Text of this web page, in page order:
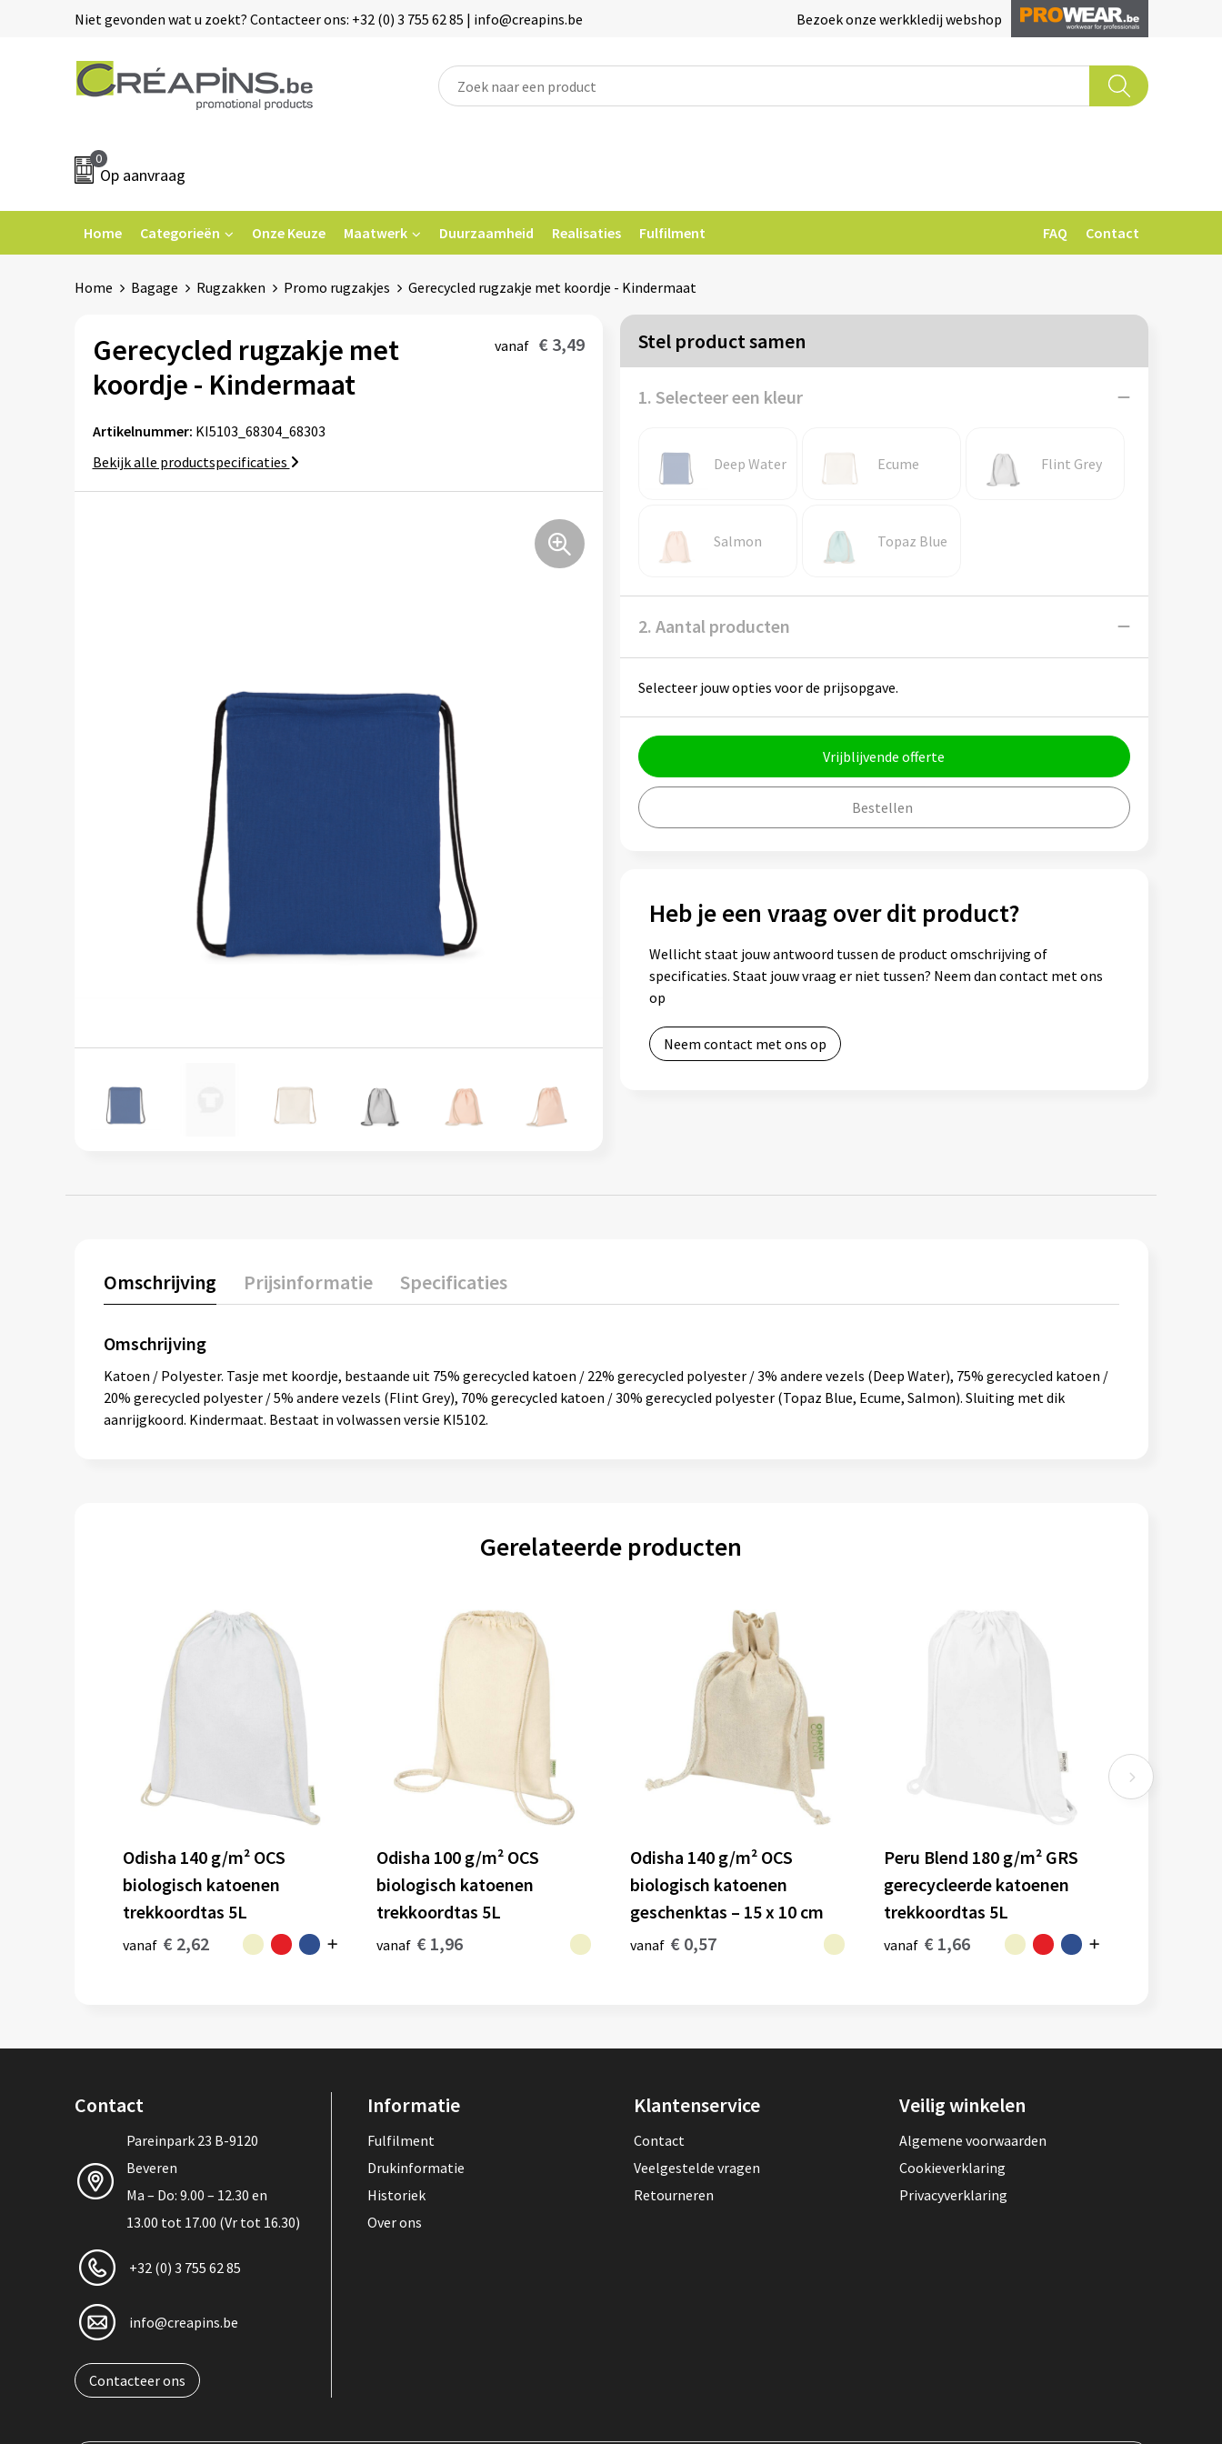
Niet gevonden wat u zoekt? Contacteer ons: +32 (0) 3 755 62 85 | info@creapins.be Bezoek onze werkkledij webshop
0
Op aanvraag
Home Categorieën Onze Keuze Maatwerk Duurzaamheid Realisaties Fulfilment FAQ Contact
Home Bagage Rugzakken Promo rugzakjes Gerecycled rugzakje met koordje - Kindermaat
Gerecycled rugzakje met
koordje - Kindermaat
vanaf € 3,49
Artikelnummer: KI5103_68304_68303
Bekijk alle productspecificaties
Stel product samen
1. Selecteer een kleur
Deep Water Ecume Flint Grey
Salmon Topaz Blue
2. Aantal producten
Selecteer jouw opties voor de prijsopgave.
Vrijblijvende offerte
Bestellen
Heb je een vraag over dit product?
Wellicht staat jouw antwoord tussen de product omschrijving of
specificaties. Staat jouw vraag er niet tussen? Neem dan contact met ons
op
Neem contact met ons op
Omschrijving Prijsinformatie Specificaties
Omschrijving
Katoen / Polyester. Tasje met koordje, bestaande uit 75% gerecycled katoen / 22% gerecycled polyester / 3% andere vezels (Deep Water), 75% gerecycled katoen /
20% gerecycled polyester / 5% andere vezels (Flint Grey), 70% gerecycled katoen / 30% gerecycled polyester (Topaz Blue, Ecume, Salmon). Sluiting met dik
aanrijgkoord. Kindermaat. Bestaat in volwassen versie KI5102.
Gerelateerde producten
Odisha 140 g/m² OCS
biologisch katoenen
trekkoordtas 5L
vanaf € 2,62
Odisha 100 g/m² OCS
biologisch katoenen
trekkoordtas 5L
vanaf € 1,96
Odisha 140 g/m² OCS
biologisch katoenen
geschenktas – 15 x 10 cm
vanaf € 0,57
Peru Blend 180 g/m² GRS
gerecycleerde katoenen
trekkoordtas 5L
vanaf € 1,66
Contact
Pareinpark 23 B-9120
Beveren
Ma – Do: 9.00 – 12.30 en
13.00 tot 17.00 (Vr tot 16.30)
+32 (0) 3 755 62 85
info@creapins.be
Contacteer ons
Informatie
Fulfilment
Drukinformatie
Historiek
Over ons
Klantenservice
Contact
Veelgestelde vragen
Retourneren
Veilig winkelen
Algemene voorwaarden
Cookieverklaring
Privacyverklaring